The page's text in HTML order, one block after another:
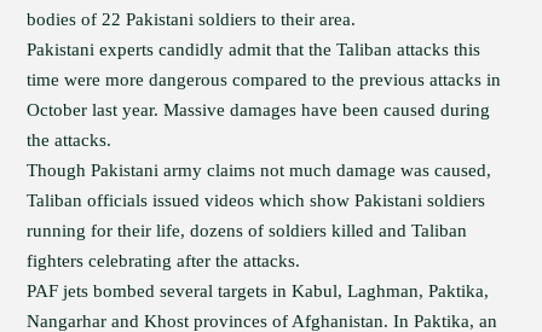
bodies of 22 Pakistani soldiers to their area.
Pakistani experts candidly admit that the Taliban attacks this
time were more dangerous compared to the previous attacks in
October last year. Massive damages have been caused during
the attacks.
Though Pakistani army claims not much damage was caused,
Taliban officials issued videos which show Pakistani soldiers
running for their life, dozens of soldiers killed and Taliban
fighters celebrating after the attacks.
PAF jets bombed several targets in Kabul, Laghman, Paktika,
Nangarhar and Khost provinces of Afghanistan. In Paktika, an